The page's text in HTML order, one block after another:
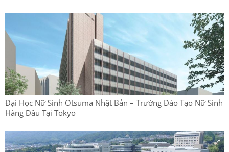
Đại Học Nữ Sinh Otsuma Nhật Bản – Trường Đào Tạo Nữ Sinh
Hàng Đầu Tại Tokyo